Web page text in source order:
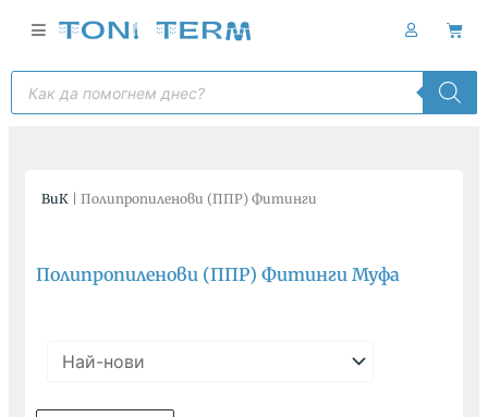
Cart
Products
search
ВиК| Полипропиленови (ППР) Фитинги
Полипропиленови (ППР) Фитинги Муфа